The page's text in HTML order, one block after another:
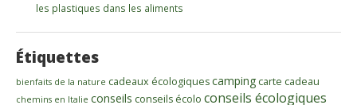
les plastiques dans les aliments
Étiquettes
bienfaits de la nature cadeaux écologiquescamping carte cadeau
chemins en Italie conseils conseils écolo conseils écologiques